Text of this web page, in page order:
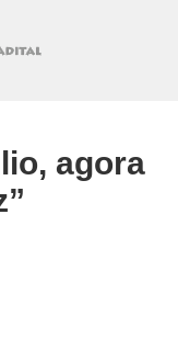
agora